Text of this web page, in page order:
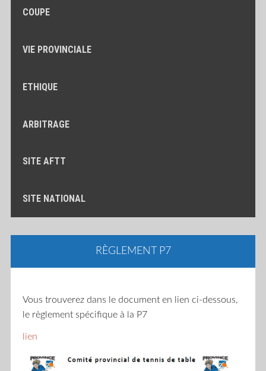
COUPE
VIE PROVINCIALE
ETHIQUE
ARBITRAGE
SITE AFTT
SITE NATIONAL
RÈGLEMENT P7
Vous trouverez dans le document en lien ci-dessous,
le règlement spécifique à la P7
lien